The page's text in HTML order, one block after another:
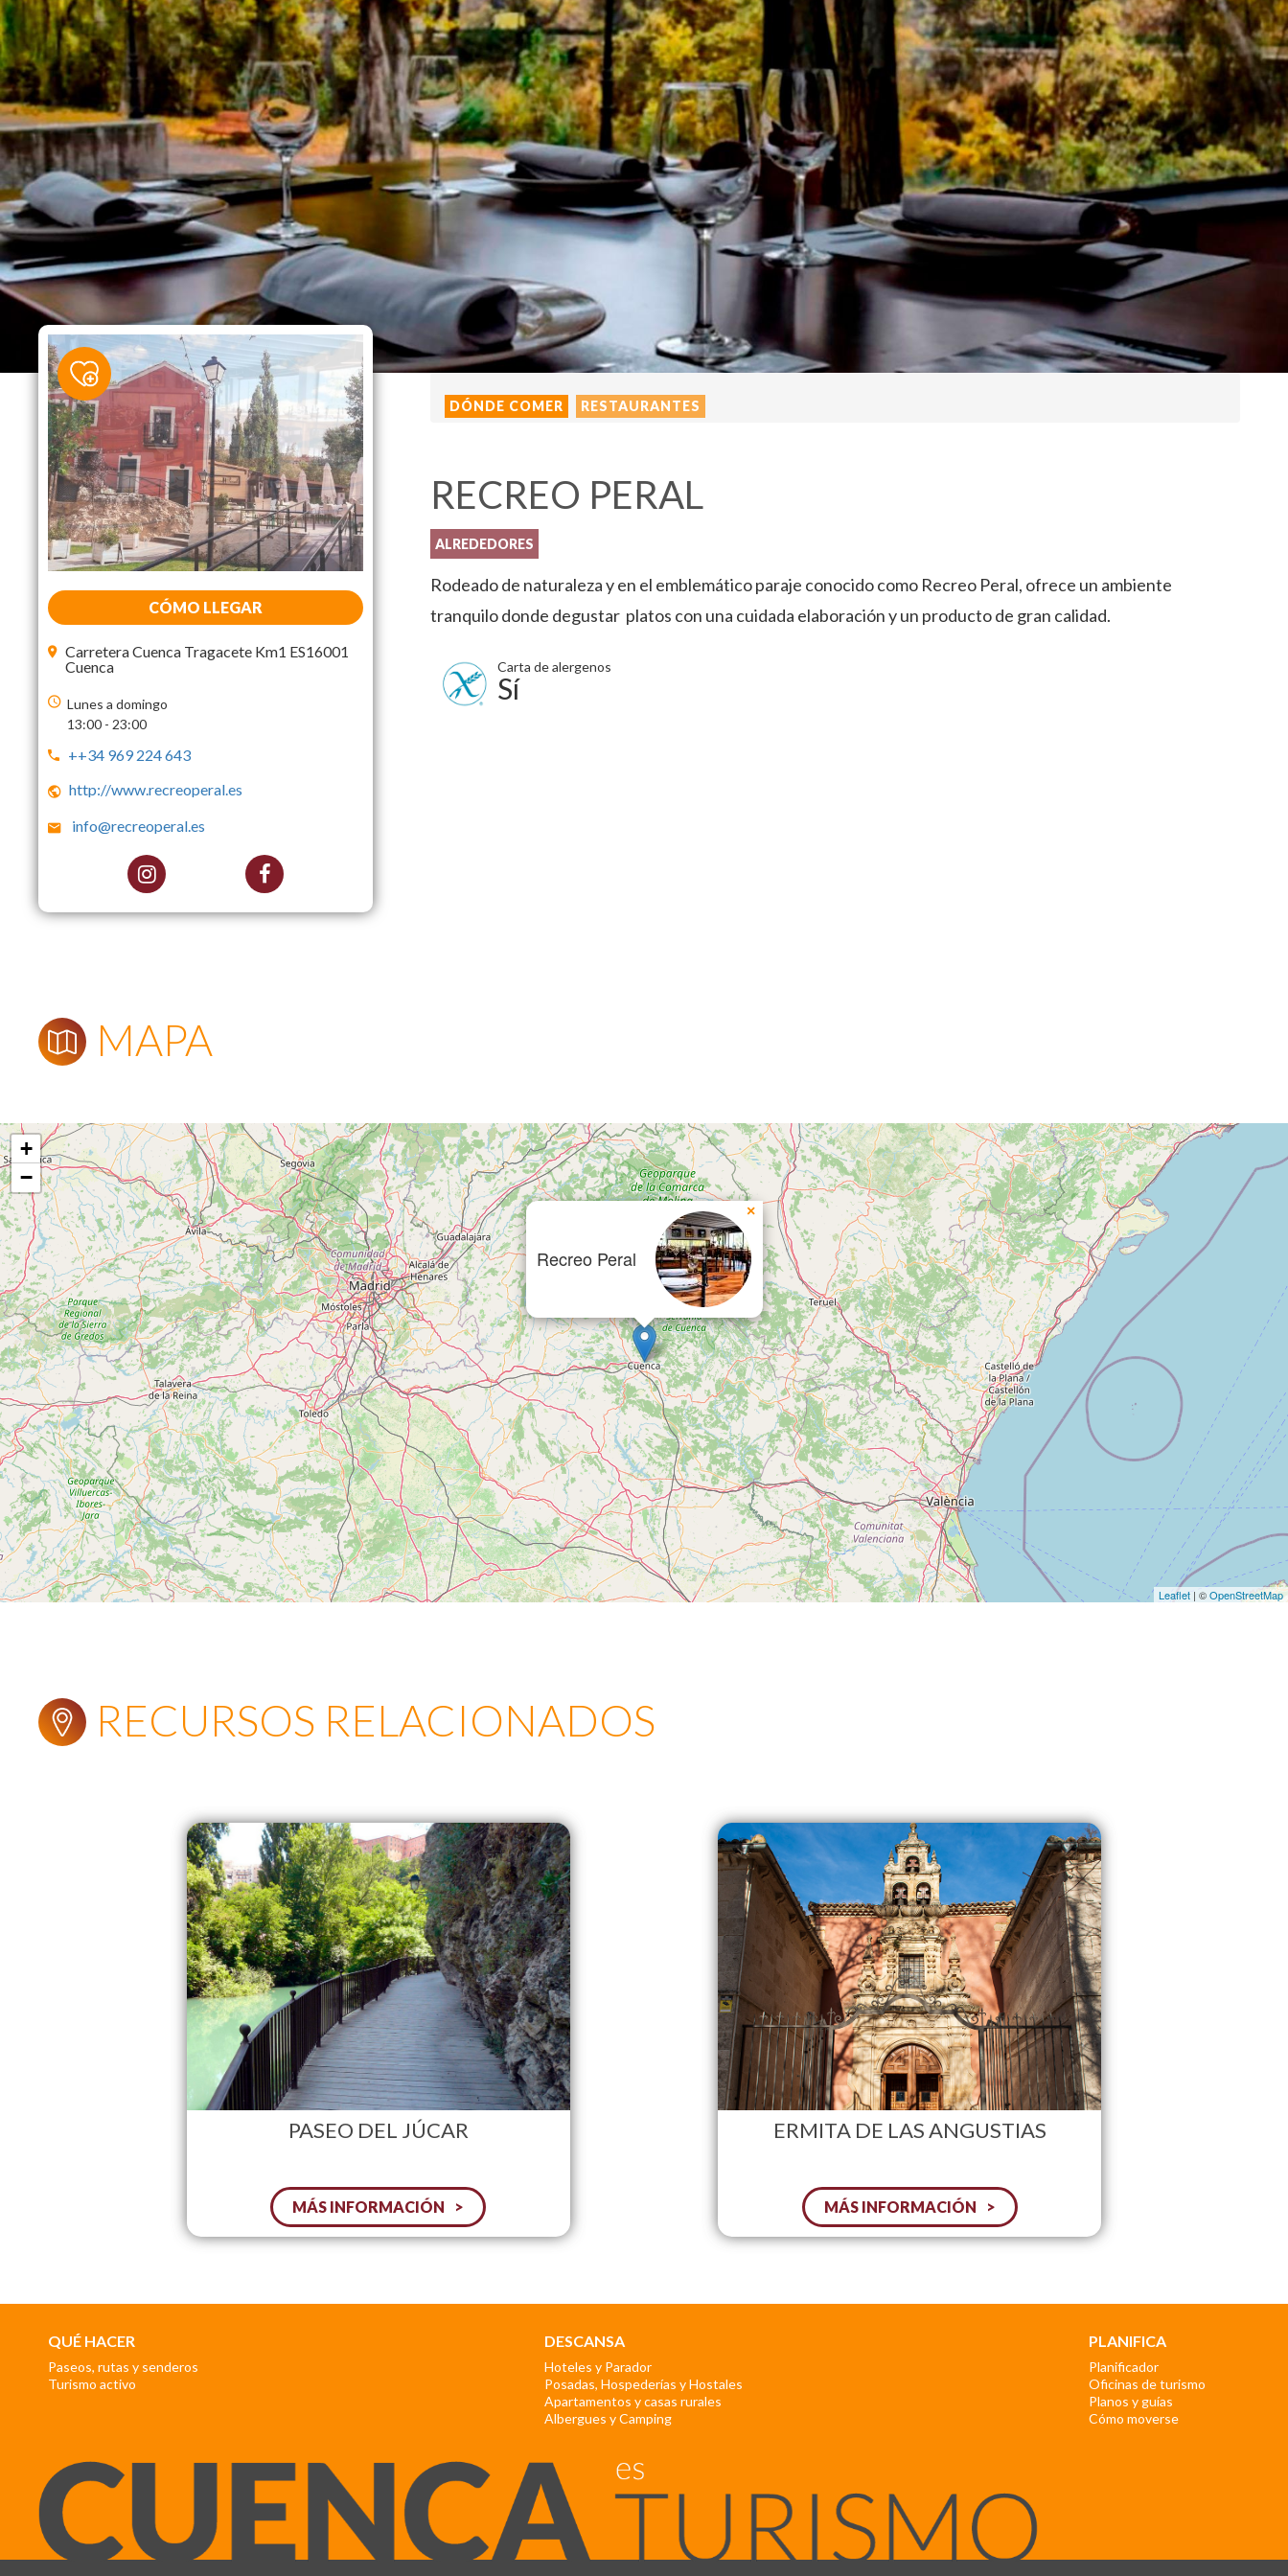
CÓMO LLEGAR
Carretera Cuenca Tragacete Km1 ES16001
Cuenca
Lunes a domingo
13:00 - 23:00
++34 969 224 643
http://www.recreoperal.es
info@recreoperal.es
DÓNDE COMER RESTAURANTES
RECREO PERAL
ALREDEDORES
Rodeado de naturaleza y en el emblemático paraje conocido como Recreo Peral, ofrece un ambiente
tranquilo donde degustar platos con una cuidada elaboración y un producto de gran calidad.
Carta de alergenos
Sí
MAPA
Recreo Peral
×
+
−
Leaflet | ©OpenStreetMap
RECURSOS RELACIONADOS
PASEO DEL JÚCAR
MÁS INFORMACIÓN
ERMITA DE LAS ANGUSTIAS
MÁS INFORMACIÓN
QUÉ HACER
Paseos, rutas y senderos
Turismo activo
DESCANSA
Hoteles y Parador
Posadas, Hospederías y Hostales
Apartamentos y casas rurales
Albergues y Camping
PLANIFICA
Planificador
Oficinas de turismo
Planos y guías
Cómo moverse